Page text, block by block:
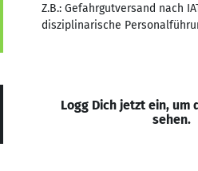
Z.B.: Gefahrgutversand nach
disziplinarische
Logg Dich jetzt ein, um
sehen.